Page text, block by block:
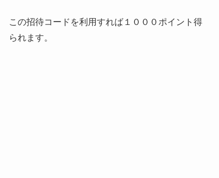
この招待コードを利用すれば１０００ポイント得
られます。